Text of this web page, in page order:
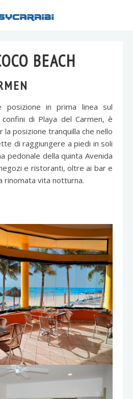
BEACH
posizione in prima linea sul
di Playa del Carmen, è
posizione tranquilla che nello
di raggiungere a piedi in soli
pedonale della quinta Avenida
e ristoranti, oltre ai bar e
rinomata vita notturna.